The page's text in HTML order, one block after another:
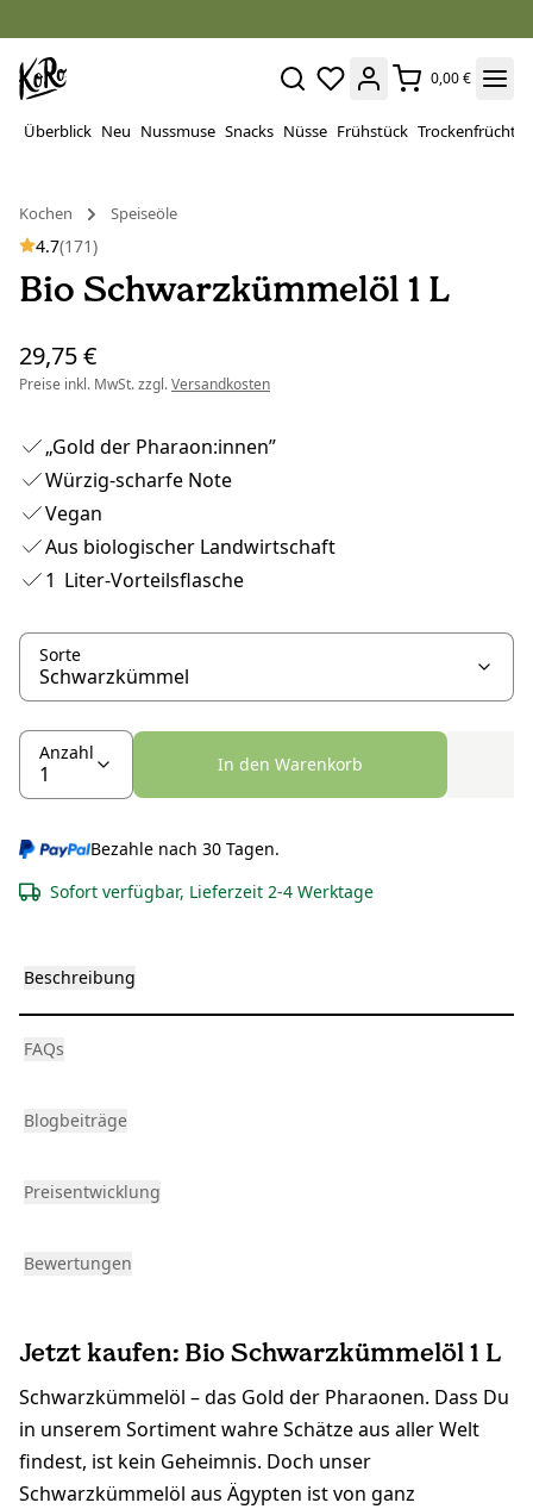
0,00 €
Überblick Neu Nussmuse Snacks Nüsse Frühstück Trockenfrüchte
Kochen
Speiseöle
4.7(171)
Bio Schwarzkümmelöl 1 L
29,75 €
Preise inkl. MwSt. zzgl.Versandkosten
„Gold der Pharaon:innen”
Würzig-scharfe Note
Vegan
Aus biologischer Landwirtschaft
1 Liter-Vorteilsflasche
Sorte
Anzahl
In den Warenkorb
Bezahle nach 30 Tagen.
Sofort verfügbar, Lieferzeit 2-4 Werktage
Beschreibung
FAQs
Blogbeiträge
Preisentwicklung
Bewertungen
Jetzt kaufen: Bio Schwarzkümmelöl 1 L
Schwarzkümmelöl – das Gold der Pharaonen. Dass Du
in unserem Sortiment wahre Schätze aus aller Welt
findest, ist kein Geheimnis. Doch unser
Schwarzkümmelöl aus Ägypten ist von ganz